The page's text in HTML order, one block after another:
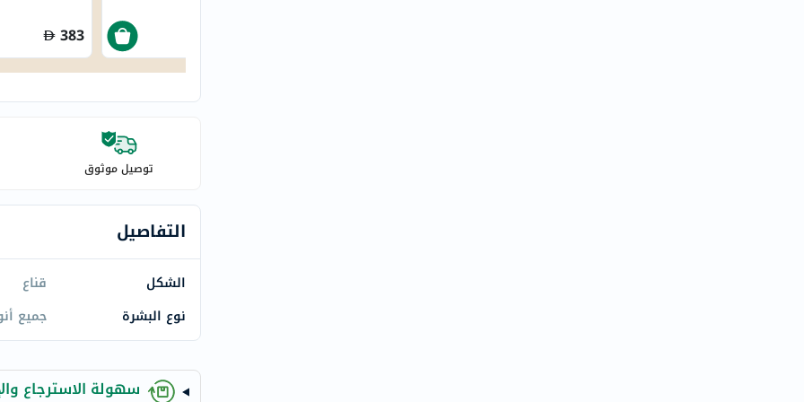
activise
acuvue
webber-
aveeno
freestylelibre
CHalpha
cerave
dralthea
mustela
celimax
383
توصيل موثوق
التفاصيل
الشكل
قناع
نوع البشرة
جميع
سهولة الاسترجاع